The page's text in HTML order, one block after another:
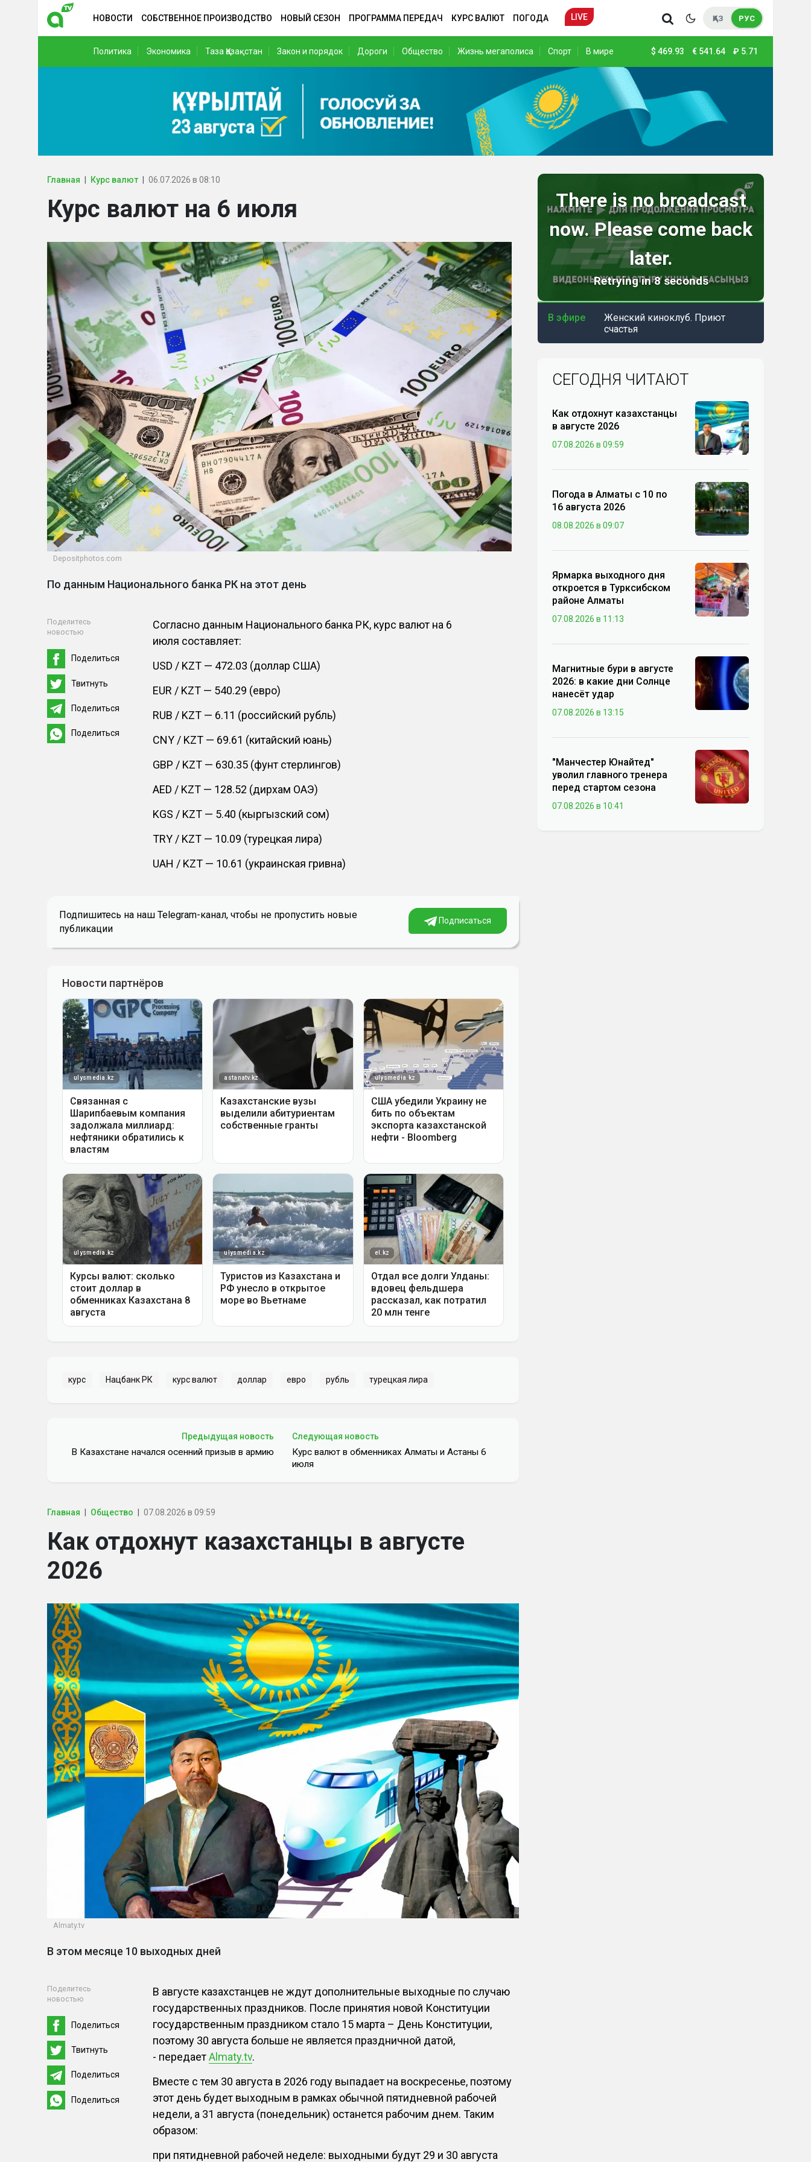
НОВОСТИ СОБСТВЕННОЕ ПРОИЗВОДСТВО НОВЫЙ СЕЗОН ПРОГРАММА ПЕРЕДАЧ КУРС ВАЛЮТ ПОГОДА LIVE ҚАЗ РУС
Политика Экономика Таза Қазақстан Закон и порядок Дороги Общество Жизнь мегаполиса Спорт В мире $ 469.93 € 541.64 ₽ 5.71
Главная Курс валют 06.07.2026 в 08:10
Курс валют на 6 июля
Depositphotos.com
По данным Национального банка РК на этот день
Поделитесь
новостью
Поделиться
Твитнуть
Поделиться
Поделиться
Согласно данным Национального банка РК, курс валют на 6
июля составляет:
USD / KZT — 472.03 (доллар США)
EUR / KZT — 540.29 (евро)
RUB / KZT — 6.11 (российский рубль)
CNY / KZT — 69.61 (китайский юань)
GBP / KZT — 630.35 (фунт стерлингов)
AED / KZT — 128.52 (дирхам ОАЭ)
KGS / KZT — 5.40 (кыргызский сом)
TRY / KZT — 10.09 (турецкая лира)
UAH / KZT — 10.61 (украинская гривна)
Подпишитесь на наш Telegram-канал, чтобы не пропустить новые
публикации
Подписаться
курс Нацбанк РК курс валют доллар евро рубль турецкая лира
Предыдущая новость
В Казахстане начался осенний призыв в армию
Следующая новость
Курс валют в обменниках Алматы и Астаны 6
июля
Главная Общество 07.08.2026 в 09:59
Как отдохнут казахстанцы в августе
2026
Almaty.tv
В этом месяце 10 выходных дней
Поделитесь
новостью
Поделиться
Твитнуть
Поделиться
Поделиться
В августе казахстанцев не ждут дополнительные выходные по случаю
государственных праздников. После принятия новой Конституции
государственным праздником стало 15 марта – День Конституции,
поэтому 30 августа больше не является праздничной датой,
- передаетAlmaty.tv.
Вместе с тем 30 августа в 2026 году выпадает на воскресенье, поэтому
этот день будет выходным в рамках обычной пятидневной рабочей
недели, а 31 августа (понедельник) останется рабочим днем. Таким
образом:
при пятидневной рабочей неделе: выходными будут 29 и 30 августа
В эфире
Женский киноклуб. Приют
счастья
СЕГОДНЯ ЧИТАЮТ
Как отдохнут казахстанцы
в августе 2026
07.08.2026 в 09:59
Погода в Алматы с 10 по
16 августа 2026
08.08.2026 в 09:07
Ярмарка выходного дня
откроется в Турксибском
районе Алматы
07.08.2026 в 11:13
Магнитные бури в августе
2026: в какие дни Солнце
нанесёт удар
07.08.2026 в 13:15
"Манчестер Юнайтед"
уволил главного тренера
перед стартом сезона
07.08.2026 в 10:41